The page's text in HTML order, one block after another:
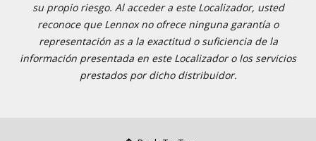
su propio riesgo. Al acceder a este Localizador, usted
reconoce que Lennox no ofrece ninguna garantía o
representación as a la exactitud o suficiencia de la
información presentada en este Localizador o los servicios
prestados por dicho distribuidor.